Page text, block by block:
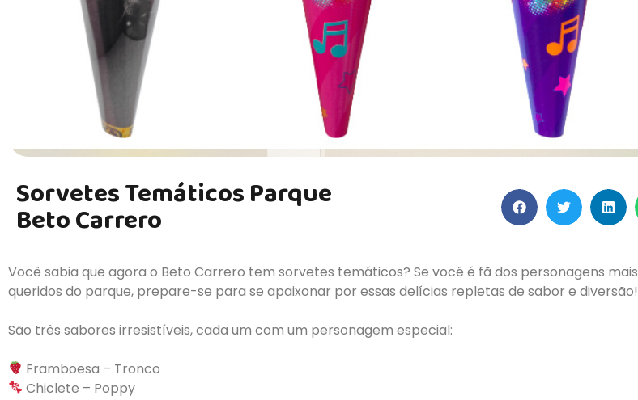
Sorvetes Temáticos Parque
Beto Carrero
Você sabia que agora o Beto Carrero tem sorvetes temáticos? Se você é fã dos personagens mais
queridos do parque, prepare-se para se apaixonar por essas delícias repletas de sabor e diversão!
São três sabores irresistíveis, cada um com um personagem especial:
Framboesa – Tronco
Chiclete – Poppy